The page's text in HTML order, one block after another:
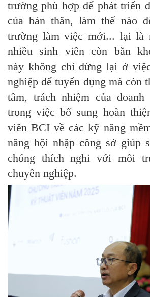
trường phù hợp để phát triển
của bản thân, làm thế nào
trường làm việc mới... lại là
nhiều sinh viên còn băn
này không chỉ dừng lại ở
nghiệp để tuyển dụng mà còn
tâm, trách nhiệm của
trong việc bổ sung hoàn
viên BCI về các kỹ năng
năng hội nhập công sở giúp
chóng thích nghi với môi
chuyên nghiệp.